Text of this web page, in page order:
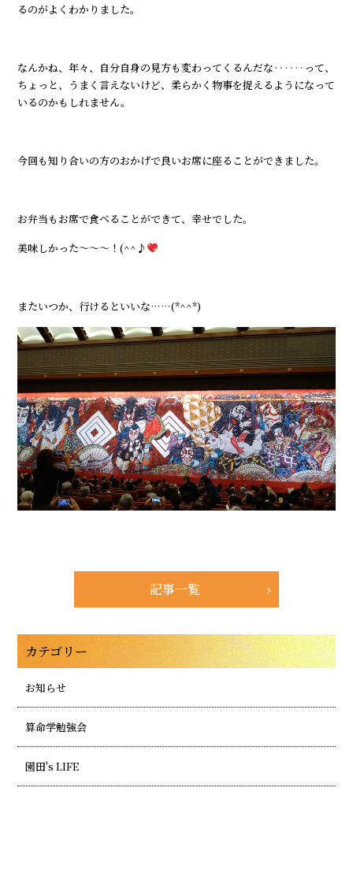
るのがよくわかりました。
なんかね、年々、自分自身の見方も変わってくるんだな‥‥‥って、
ちょっと、うまく言えないけど、柔らかく物事を捉えるようになって
いるのかもしれません。
今回も知り合いの方のおかげで良いお席に座ることができました。
お弁当もお席で食べることができて、幸せでした。
美味しかった～～～！(^^♪
またいつか、行けるといいな……(*^^*)
記事一覧
カテゴリー
お知らせ
算命学勉強会
園田's LIFE